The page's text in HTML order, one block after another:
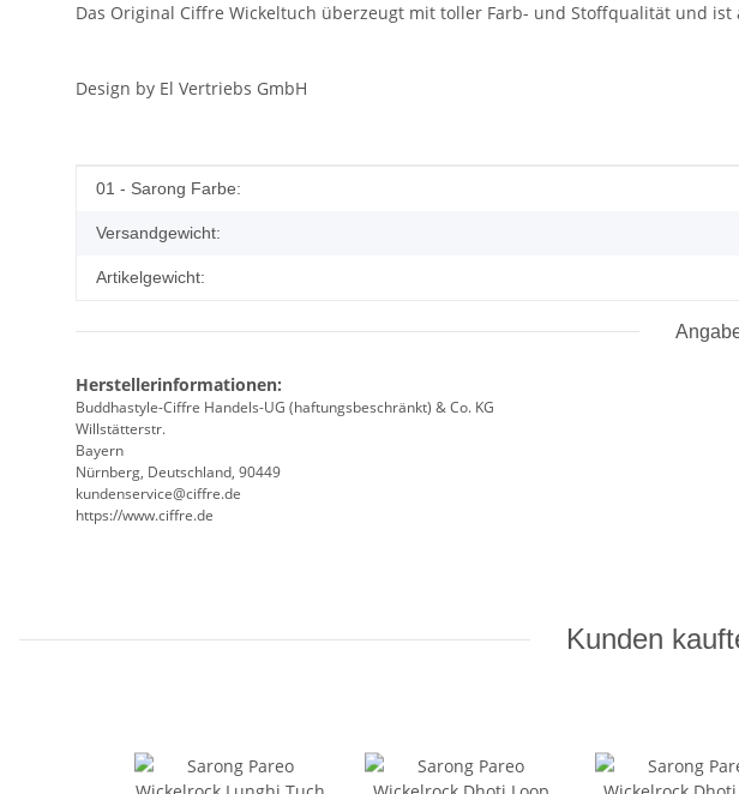
Das Original Ciffre Wickeltuch überzeugt mit toller Farb- und Stoffqualität und ist
Design by El Vertriebs GmbH
Produkteigenschaft
Wert
01 - Sarong Farbe:
Versandgewicht:
Artikelgewicht:
Herstellerinformationen:
Buddhastyle-Ciffre Handels-UG (haftungsbeschränkt) & Co. KG
Willstätterstr.
Bayern
Nürnberg, Deutschland, 90449
kundenservice@ciffre.de
https://www.ciffre.de
Kunden